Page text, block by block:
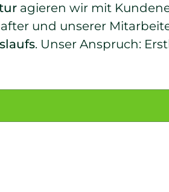
agieren wir mit
und unserer
. Unser Anspruch: